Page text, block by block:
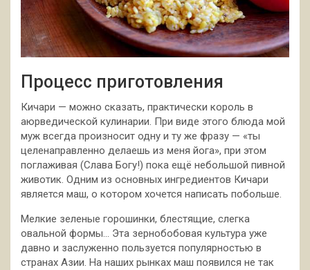
Процесс приготовления
Кичари — можно сказать, практически король в
аюрведической кулинарии. При виде этого блюда мой
муж всегда произносит одну и ту же фразу — «ты
целенаправленно делаешь из меня йога», при этом
поглаживая (Слава Богу!) пока ещё небольшой пивной
животик. Одним из основных ингредиентов Кичари
является маш, о котором хочется написать побольше.
Мелкие зеленые горошинки, блестящие, слегка
овальной формы… Эта зернобобовая культура уже
давно и заслуженно пользуется популярностью в
странах Азии. На наших рынках маш появился не так